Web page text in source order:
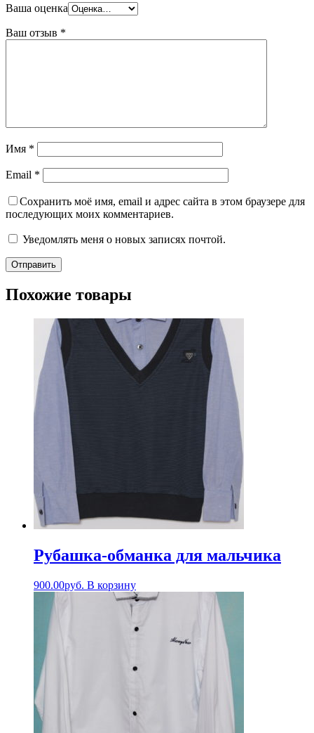
Ваша оценка
Ваш отзыв *
Имя *
Email *
Сохранить моё имя, email и адрес сайта в этом браузере для
последующих моих комментариев.
Уведомлять меня о новых записях почтой.
Похожие товары
Рубашка-обманка для мальчика
900.00руб. В корзину